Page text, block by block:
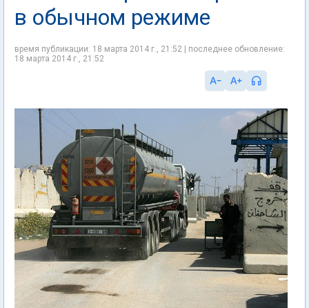
в обычном режиме
время публикации: 18 марта 2014 г., 21:52 | последнее обновление:
18 марта 2014 г., 21:52